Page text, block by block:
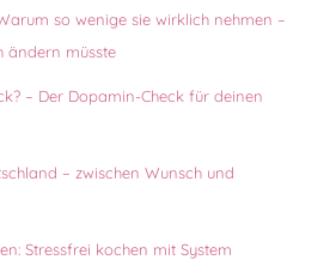
so wenige sie wirklich nehmen –
ändern müsste
– Der Dopamin-Check für deinen
– zwischen Wunsch und
Stressfrei kochen mit System